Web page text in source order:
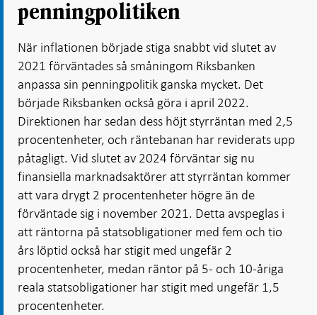
penningpolitiken
När inflationen började stiga snabbt vid slutet av
2021 förväntades så småningom Riksbanken
anpassa sin penningpolitik ganska mycket. Det
började Riksbanken också göra i april 2022.
Direktionen har sedan dess höjt styrräntan med 2,5
procentenheter, och räntebanan har reviderats upp
påtagligt. Vid slutet av 2024 förväntar sig nu
finansiella marknadsaktörer att styrräntan kommer
att vara drygt 2 procentenheter högre än de
förväntade sig i november 2021. Detta avspeglas i
att räntorna på statsobligationer med fem och tio
års löptid också har stigit med ungefär 2
procentenheter, medan räntor på 5- och 10-åriga
reala statsobligationer har stigit med ungefär 1,5
procentenheter.